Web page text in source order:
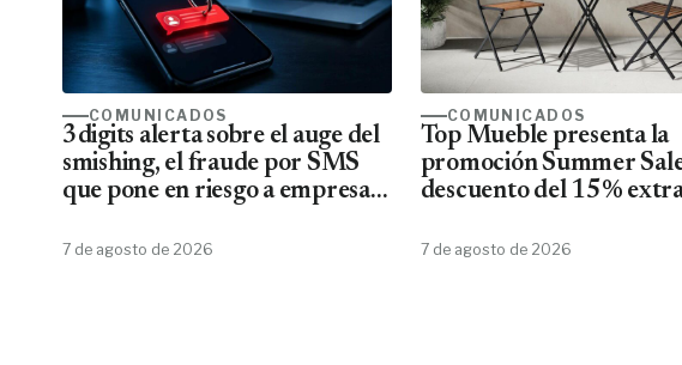
COMUNICADOS
3digits alerta sobre el auge del
smishing, el fraude por SMS
que pone en riesgo a empresas
7 de agosto de 2026
COMUNICADOS
Top Mueble presenta la
promoción Summer
descuento del 15%
7 de agosto de 2026